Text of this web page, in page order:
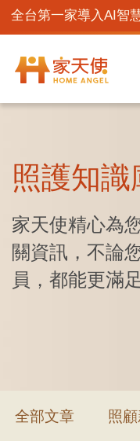
全台第一家導入AI智
照護知識
家天使精心為
關資訊，不論
員，都能更滿
全部文章 照